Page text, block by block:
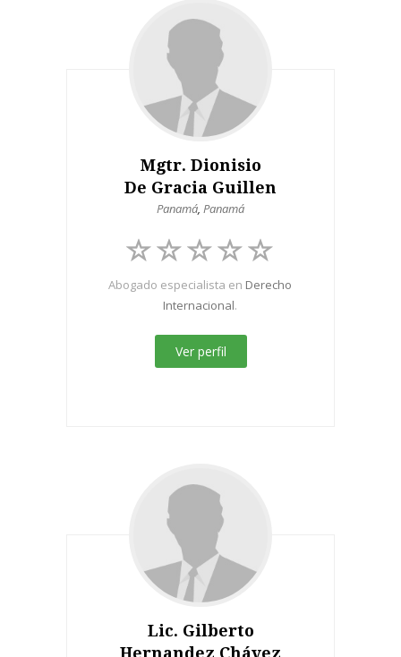
Mgtr. Dionisio
De Gracia Guillen
Panamá, Panamá
Abogado especialista en Derecho
Internacional.
Ver perfil
Lic. Gilberto
Hernandez Chávez